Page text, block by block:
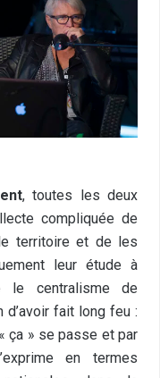
, toutes les deux
compliquée de
territoire et de les
leur étude à
le centralisme de
d’avoir fait long feu :
ça » se passe et par
en termes